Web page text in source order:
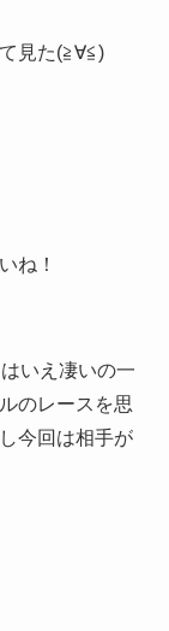
見た(≧∀≦)
ね！
いえ凄いの一
のレースを思
今回は相手が